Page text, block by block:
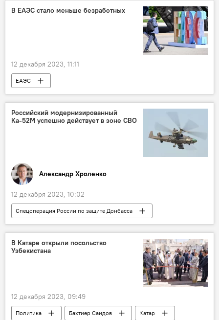
Минсельхоз России
В ЕАЭС стало меньше безработных
12 декабря 2023, 11:11
ЕАЭС
Узбекистан и ЕАЭС: перспективы возможной интеграции
Экономика
безработные
статистика
безработица
Армения
Кыргызстан
Российский модернизированный
Ка-52М успешно действует в зоне СВО
Александр Хроленко
12 декабря 2023, 10:02
Спецоперация России по защите Донбасса
спецоперация
Россия
вооружение
безопасность
Вооруженные силы
Вертолет
В Катаре открыли посольство
Узбекистана
12 декабря 2023, 09:49
Политика Бахтиер Саидов
Катар